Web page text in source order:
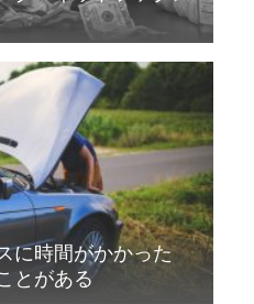
に時間がかかった
とがある